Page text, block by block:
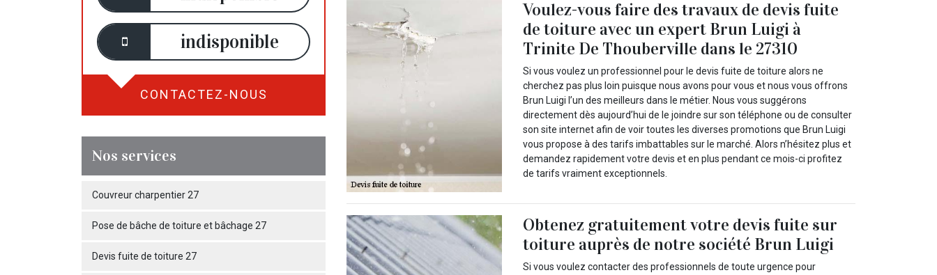
indisponible
CONTACTEZ-NOUS
Nos services
Couvreur charpentier 27
Pose de bâche de toiture et bâchage 27
Devis fuite de toiture 27
Voulez-vous faire des travaux de devis fuite
de toiture avec un expert Brun Luigi à
Trinite De Thouberville dans le 27310
Si vous voulez un professionnel pour le devis fuite de toiture alors ne
cherchez pas plus loin puisque nous avons pour vous et nous vous offrons
Brun Luigi l’un des meilleurs dans le métier. Nous vous suggérons
directement dès aujourd’hui de le joindre sur son téléphone ou de consulter
son site internet afin de voir toutes les diverses promotions que Brun Luigi
vous propose à des tarifs imbattables sur le marché. Alors n’hésitez plus et
demandez rapidement votre devis et en plus pendant ce mois-ci profitez
de tarifs vraiment exceptionnels.
Obtenez gratuitement votre devis fuite sur
toiture auprès de notre société Brun Luigi
Si vous voulez contacter des professionnels de toute urgence pour